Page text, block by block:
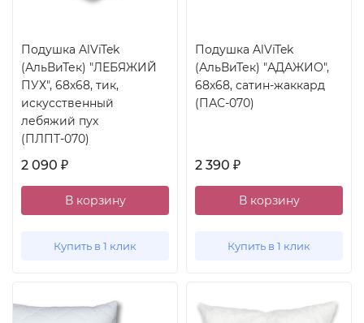
Подушка AlViTek
(АльВиТек) "ЛЕБЯЖИЙ
ПУХ", 68x68, тик,
искусственный
лебяжий пух
(ПЛПТ-070)
2 090 ₽
В корзину
Купить в 1 клик
Подушка AlViTek
(АльВиТек) "АДАЖИО",
68x68, сатин-жаккард
(ПАС-070)
2 390 ₽
В корзину
Купить в 1 клик